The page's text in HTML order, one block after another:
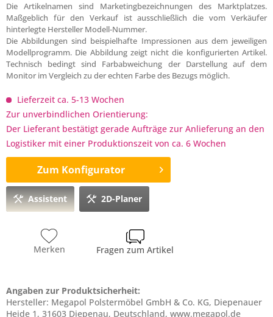
Die Artikelnamen sind Marketingbezeichnungen des Marktplatzes.
Maßgeblich für den Verkauf ist ausschließlich die vom Verkäufer
hinterlegte Hersteller Modell-Nummer.
Die Abbildungen sind beispielhafte Impressionen aus dem jeweiligen
Modellprogramm. Die Abbildung zeigt nicht die konfigurierten Artikel.
Technisch bedingt sind Farbabweichung der Darstellung auf dem
Monitor im Vergleich zu der echten Farbe des Bezugs möglich.
Lieferzeit ca. 5-13 Wochen
Zur unverbindlichen Orientierung:
Der Lieferant bestätigt gerade Aufträge zur Anlieferung an den
Logistiker mit einer Produktionszeit von ca. 6 Wochen
Zum Konfigurator
Assistent 2D-Planer
Merken Fragen zum Artikel
Angaben zur Produktsicherheit:
Hersteller: Megapol Polstermöbel GmbH & Co. KG, Diepenauer
Heide 1, 31603 Diepenau, Deutschland, www.megapol.de